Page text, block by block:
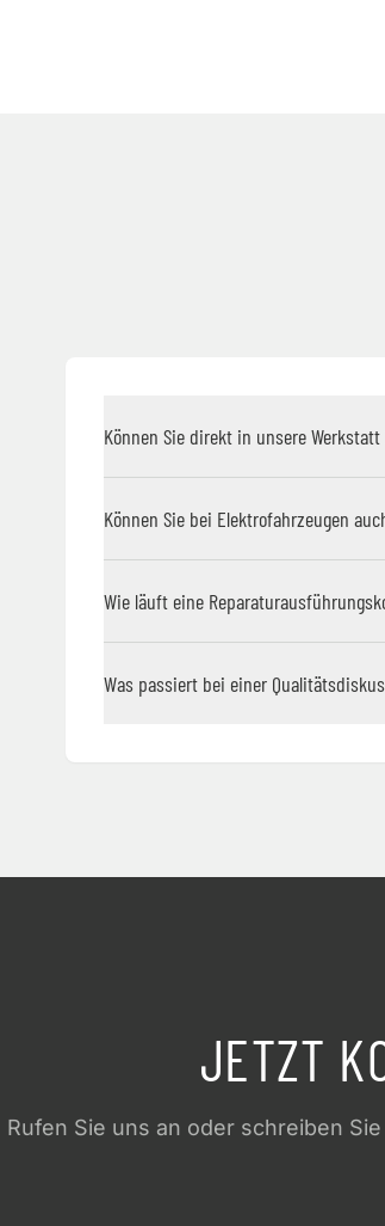
Können Sie direkt in unsere
Können Sie bei Elektrofahrzeugen
Wie läuft eine
Was passiert bei einer
JETZT
Rufen Sie uns an oder schreiben